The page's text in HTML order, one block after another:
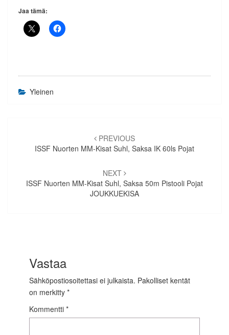
Jaa tämä:
Yleinen
selaus
PREVIOUS
ISSF Nuorten MM-Kisat Suhl, Saksa IK 60ls Pojat
NEXT
ISSF Nuorten MM-Kisat Suhl, Saksa 50m Pistooli Pojat
JOUKKUEKISA
Vastaa
Sähköpostiosoitettasi ei julkaista. Pakolliset kentät
on merkitty *
Kommentti *